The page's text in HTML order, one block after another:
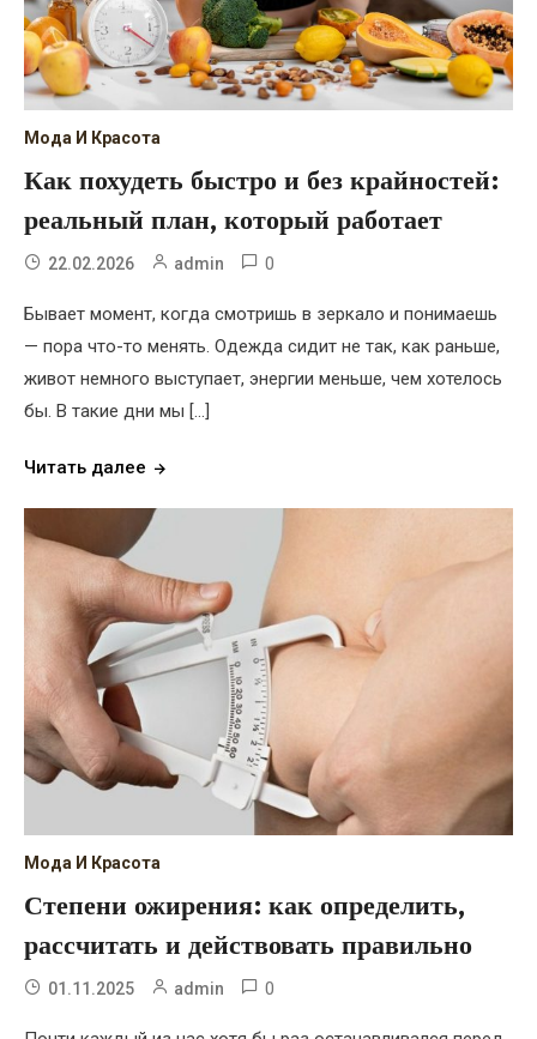
Мода И Красота
Как похудеть быстро и без крайностей:
реальный план, который работает
22.02.2026 admin 0
Бывает момент, когда смотришь в зеркало и понимаешь
— пора что-то менять. Одежда сидит не так, как раньше,
живот немного выступает, энергии меньше, чем хотелось
бы. В такие дни мы […]
Читать далее
Мода И Красота
Степени ожирения: как определить,
рассчитать и действовать правильно
01.11.2025 admin 0